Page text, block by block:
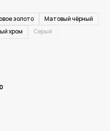
золото
Матовый чёрный
хром
Серый